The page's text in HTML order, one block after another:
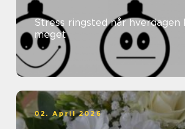
Stress ringsted når hverdagen bliver for
meget
02. April 2026